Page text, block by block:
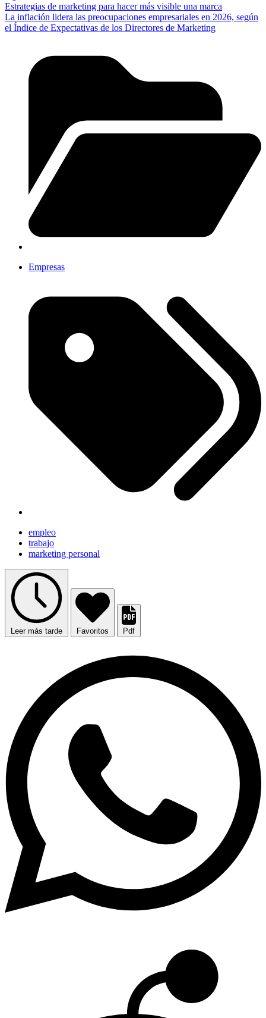
Estrategias de marketing para hacer más visible una marca
La inflación lidera las preocupaciones empresariales en 2026, según
el Índice de Expectativas de los Directores de Marketing
Empresas
empleo
trabajo
marketing personal
Leer más tarde Favoritos Pdf